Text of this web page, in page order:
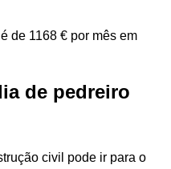
de 1168 € por mês em
de pedreiro
civil pode ir para o